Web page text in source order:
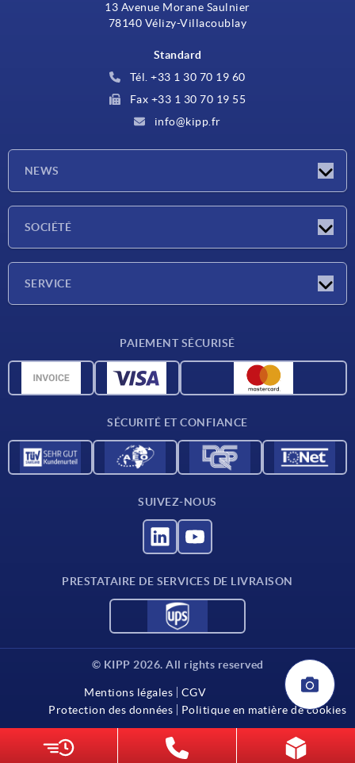
13 Avenue Morane Saulnier
78140 Vélizy-Villacoublay
Standard
Tél. +33 1 30 70 19 60
Fax +33 1 30 70 19 55
info@kipp.fr
NEWS
SOCIÉTÉ
SERVICE
Données CAO
PAIEMENT SÉCURISÉ
SÉCURITÉ ET CONFIANCE
SUIVEZ-NOUS
PRESTATAIRE DE SERVICES DE LIVRAISON
© KIPP 2026. All rights reserved
Mentions légales
CGV
Protection des données
Politique en matière de cookies